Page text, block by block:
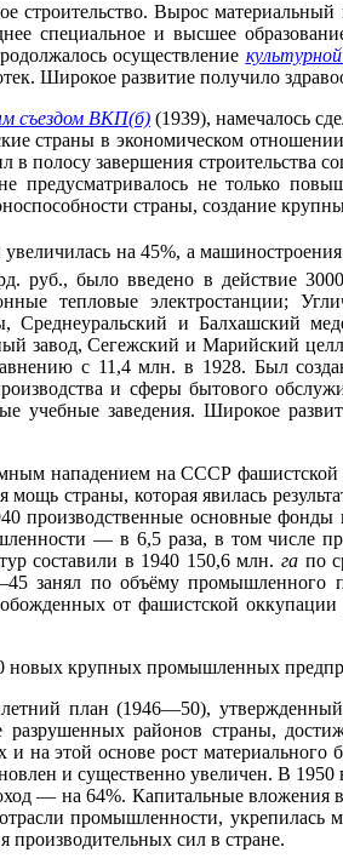
строительство. Вырос
специальное и высшее
осуществление
Широкое развитие получило
съездом ВКП(б) (1939), намечалось
страны в экономическом
полосу завершения строительства
не только
страны, создание
на 45%, а
руб., было введено в действие
тепловые электростанции;
Среднеуральский и Балхашский
завод, Сегежский и Марийский
с 11,4 млн. в 1928. Был
и сферы бытового
заведения. Широкое
нападением на СССР
страны, которая явилась
производственные основные фонды
— в 6,5 раза, в том числе
составили в 1940 150,6 млн.га по
занял по объёму
от фашистской оккупации
новых крупных промышленных
план (1946—50),
разрушенных районов страны,
на этой основе рост
и существенно увеличен. В
— на 64%. Капитальные вложения в
промышленности, укрепилась
производительных сил в стране.